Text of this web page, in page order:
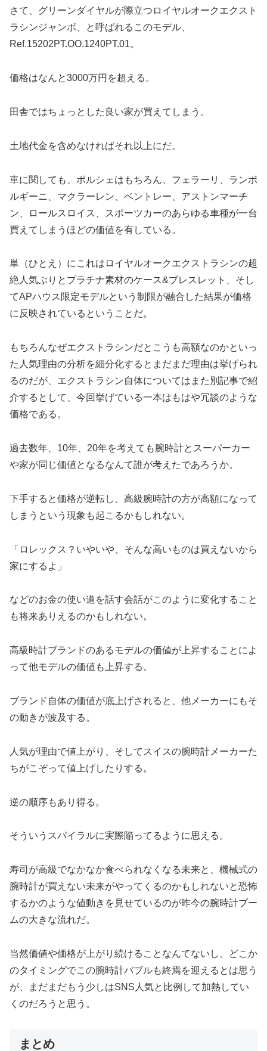
さて、グリーンダイヤルが際立つロイヤルオークエクスト
ラシンジャンボ、と呼ばれるこのモデル、
Ref.15202PT.OO.1240PT.01。
価格はなんと3000万円を超える。
田舎ではちょっとした良い家が買えてしまう。
土地代金を含めなければそれ以上にだ。
車に関しても、ポルシェはもちろん、フェラーリ、ランボ
ルギーニ、マクラーレン、ベントレー、アストンマーチ
ン、ロールスロイス、スポーツカーのあらゆる車種が一台
買えてしまうほどの価値を有している。
単（ひとえ）にこれはロイヤルオークエクストラシンの超
絶人気ぶりとプラチナ素材のケース&ブレスレット、そし
てAPハウス限定モデルという制限が融合した結果が価格
に反映されているということだ。
もちろんなぜエクストラシンだとこうも高額なのかといっ
た人気理由の分析を細分化するとまだまだ理由は挙げられ
るのだが、エクストラシン自体についてはまた別記事で紹
介するとして、今回挙げている一本はもはや冗談のような
価格である。
過去数年、10年、20年を考えても腕時計とスーパーカー
や家が同じ価値となるなんて誰が考えたであろうか。
下手すると価格が逆転し、高級腕時計の方が高額になって
しまうという現象も起こるかもしれない。
「ロレックス？いやいや、そんな高いものは買えないから
家にするよ」
などのお金の使い道を話す会話がこのように変化すること
も将来ありえるのかもしれない。
高級時計ブランドのあるモデルの価値が上昇することによ
って他モデルの価値も上昇する。
ブランド自体の価値が底上げされると、他メーカーにもそ
の動きが波及する。
人気が理由で値上がり、そしてスイスの腕時計メーカーた
ちがこぞって値上げしたりする。
逆の順序もあり得る。
そういうスパイラルに実際陥ってるように思える。
寿司が高級でなかなか食べられなくなる未来と、機械式の
腕時計が買えない未来がやってくるのかもしれないと恐怖
するかのような値動きを見せているのが昨今の腕時計ブー
ムの大きな流れだ。
当然価値や価格が上がり続けることなんてないし、どこか
のタイミングでこの腕時計バブルも終焉を迎えるとは思う
が、まだまだもう少しはSNS人気と比例して加熱してい
くのだろうと思う。
まとめ